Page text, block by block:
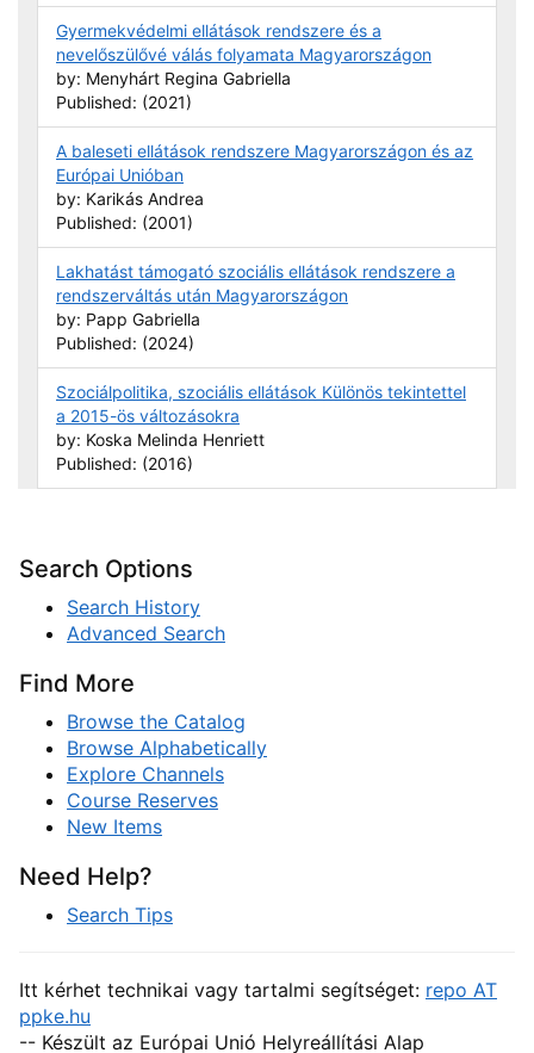
Gyermekvédelmi ellátások rendszere és a
nevelőszülővé válás folyamata Magyarországon
by: Menyhárt Regina Gabriella
Published: (2021)
A baleseti ellátások rendszere Magyarországon és az
Európai Unióban
by: Karikás Andrea
Published: (2001)
Lakhatást támogató szociális ellátások rendszere a
rendszerváltás után Magyarországon
by: Papp Gabriella
Published: (2024)
Szociálpolitika, szociális ellátások Különös tekintettel
a 2015-ös változásokra
by: Koska Melinda Henriett
Published: (2016)
Search Options
Search History
Advanced Search
Find More
Browse the Catalog
Browse Alphabetically
Explore Channels
Course Reserves
New Items
Need Help?
Search Tips
Itt kérhet technikai vagy tartalmi segítséget: repo AT
ppke.hu
-- Készült az Európai Unió Helyreállítási Alap